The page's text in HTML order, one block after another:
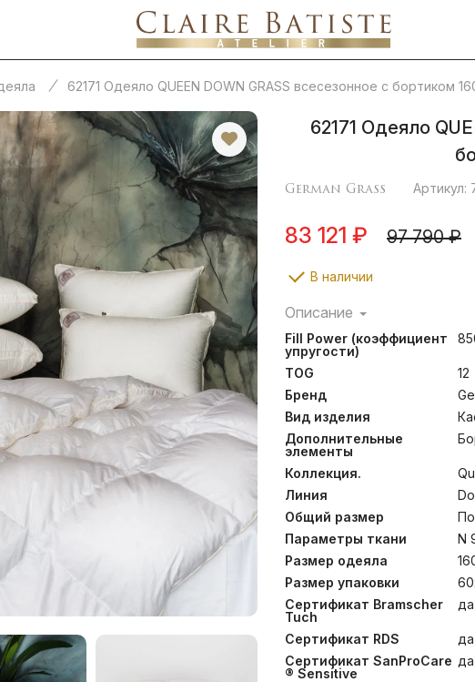
62171 Одеяло QUEEN DOWN GRASS всесезонное с бортиком
62171 Одеяло
German Grass Артикул:
83 121 ₽ 97 790 ₽
В наличии
Описание
Ткани, отмеченные
безусловный знак
ткачей из города
требует буквально
тончайшей пряжи до
высокие подушки с
европейское
немецких тканей
гусиного пуха
обеспечивает
способствует
одеяла ручной работы
равномерно
невесомости. Каждая
белым пухом вручную, а
наполнителю свободно
циркуляцию воздуха и
одеяла обеспечат
холодное время года.
свойств, изделия
Ozone Pure 360 Grass.
до 30°С.
Fill Power (коэффициент
упругости)
TOG
12
Бренд
Вид изделия
Дополнительные
элементы
Коллекция.
Линия
Общий размер
Параметры ткани
N
Размер одеяла
Размер упаковки
Сертификат Bramscher
Tuch
да
Сертификат RDS
да
Сертификат SanProCare
® Sensitive
да